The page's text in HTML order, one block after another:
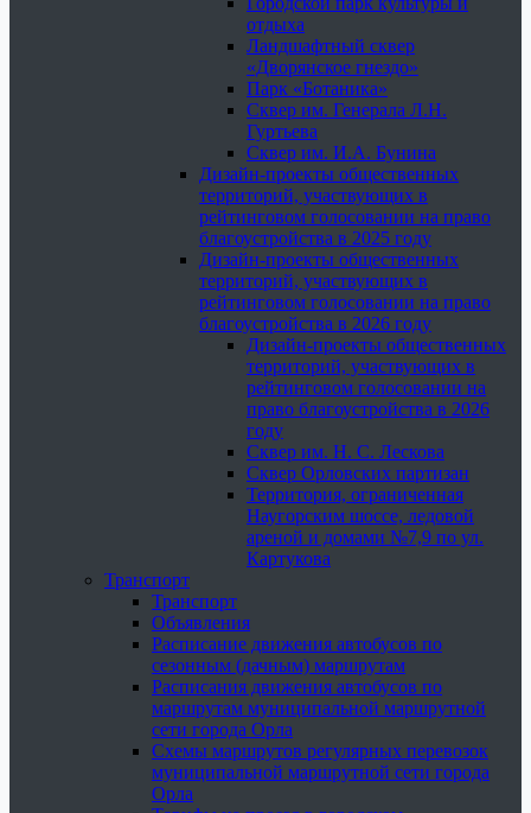
отдыха
Ландшафтный сквер
«Дворянское гнездо»
Парк «Ботаника»
Сквер им. Генерала Л.Н.
Гуртьева
Сквер им. И.А. Бунина
Дизайн-проекты общественных
территорий, участвующих в
рейтинговом голосовании на право
благоустройства в 2025 году
Дизайн-проекты общественных
территорий, участвующих в
рейтинговом голосовании на право
благоустройства в 2026 году
Дизайн-проекты общественных
территорий, участвующих в
рейтинговом голосовании на
право благоустройства в 2026
году
Сквер им. Н. С. Лескова
Сквер Орловских партизан
Территория, ограниченная
Наугорским шоссе, ледовой
ареной и домами №7,9 по ул.
Картукова
Транспорт
Транспорт
Объявления
Расписание движения автобусов по
сезонным (дачным) маршрутам
Расписания движения автобусов по
маршрутам муниципальной маршрутной
сети города Орла
Схемы маршрутов регулярных перевозок
муниципальной маршрутной сети города
Орла